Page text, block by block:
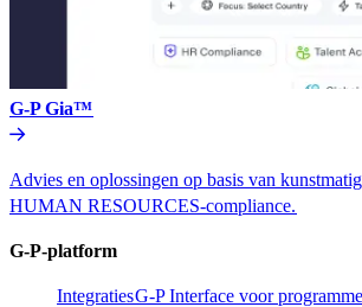
G-P Gia™​​
Advies en oplossingen op basis van
HUMAN RESOURCES-compliance.​​
G-P-platform​​
Integraties​​G-P Interface voor